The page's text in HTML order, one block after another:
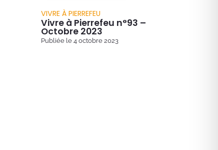
VIVRE À PIERREFEU
Vivre à Pierrefeu n°93 –
Octobre 2023
Publiée le 4 octobre 2023